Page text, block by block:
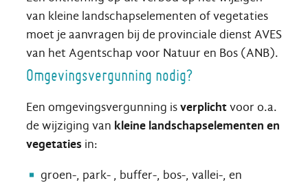
van kleine landschapselementen of vegetaties
moet je aanvragen bij de provinciale dienst AVES
van het Agentschap voor Natuur en Bos (ANB).
Omgevingsvergunning nodig?
Een omgevingsvergunning isverplichtvoor o.a.
de wijziging van kleine landschapselementen en
vegetaties in:
groen-, park- , buffer-, bos-, vallei-, en